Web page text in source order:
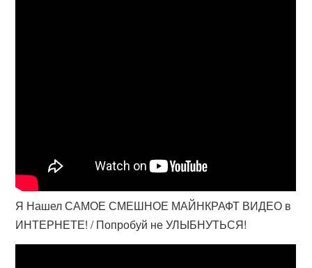
Я Нашел САМОЕ СМЕШНОЕ МАЙНКРАФТ ВИДЕО в
ИНТЕРНЕТЕ! / Попробуй не УЛЫБНУТЬСЯ!